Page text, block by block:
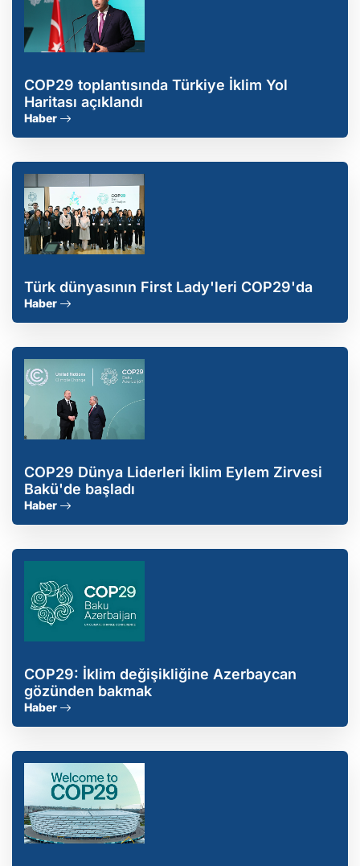
COP29 toplantısında Türkiye İklim Yol
Haritası açıklandı
Haber
Türk dünyasının First Lady'leri COP29'da
Haber
COP29 Dünya Liderleri İklim Eylem Zirvesi
Bakü'de başladı
Haber
COP29: İklim değişikliğine Azerbaycan
gözünden bakmak
Haber